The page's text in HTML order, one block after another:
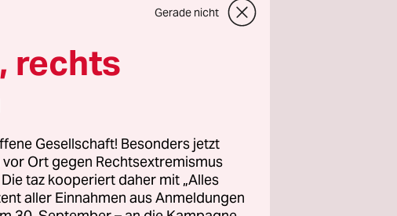
Hitzetoten,
Gerade nicht
rechts
Gesellschaft! Besonders jetzt
Ort gegen Rechtsextremismus
taz kooperiert daher mit „Alles
aller Einnahmen aus Anmeldungen